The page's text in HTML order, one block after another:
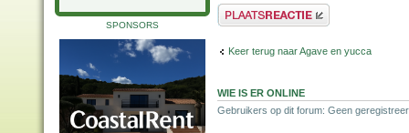
SPONSORS
Plaats een reactie
Keer terug naar Agave en yucca
WIE IS ER ONLINE
Gebruikers op dit forum: Geen